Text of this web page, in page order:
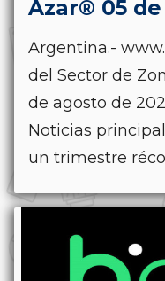
Azar® 05
Argentina.-
del Sector de
de agosto de
Noticias
un trimestre